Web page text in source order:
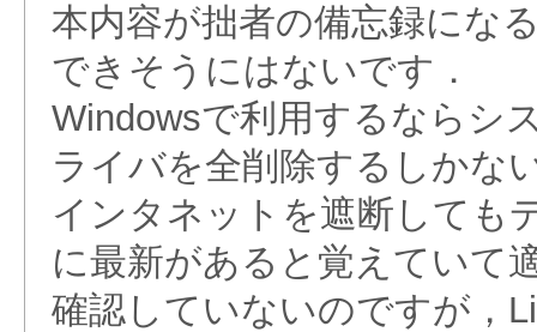
本内容が拙者の備忘録にな
できそうにはないです．
Windowsで利用するならシ
ライバを全削除するしかな
インタネットを遮断しても
に最新があると覚えていて
確認していないのですが，